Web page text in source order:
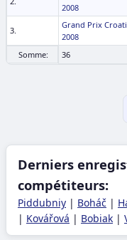
2008
3.
Grand Prix
2008
Somme: 36
Derniers
compétiteurs:
Piddubniy | Boháč |
| Kovářová | Bobiak |